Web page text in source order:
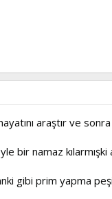
araştır ve
bir namaz kılarmışki
gibi prim yapma